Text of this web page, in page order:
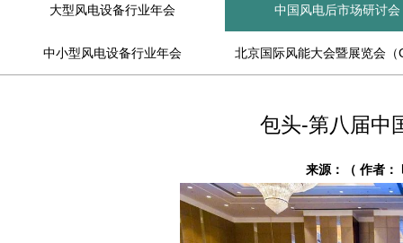
大型风电设备行业年会 中国风电后市场研讨会
中小型风电设备行业年会 北京国际风能大会暨展览会（
包头-第八届中
来源：（ 作者